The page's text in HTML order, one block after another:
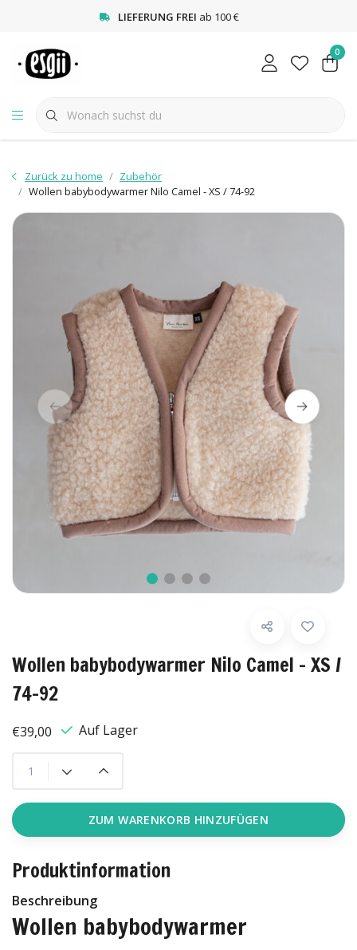
LIEFERUNG FREI ab 100 €
0
Zurück zu home
Zubehör
Wollen babybodywarmer Nilo Camel - XS / 74-92
Wollen babybodywarmer Nilo Camel - XS /
74-92
€39,00 Auf Lager
ZUM WARENKORB HINZUFÜGEN
Produktinformation
Beschreibung
Wollen babybodywarmer